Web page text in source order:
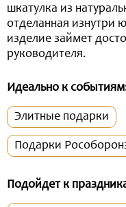
шкатулка из
отделанная изнутри
изделие займет
руководителя.
Идеально к
Элитные подарки
Подарки
Подойдет к